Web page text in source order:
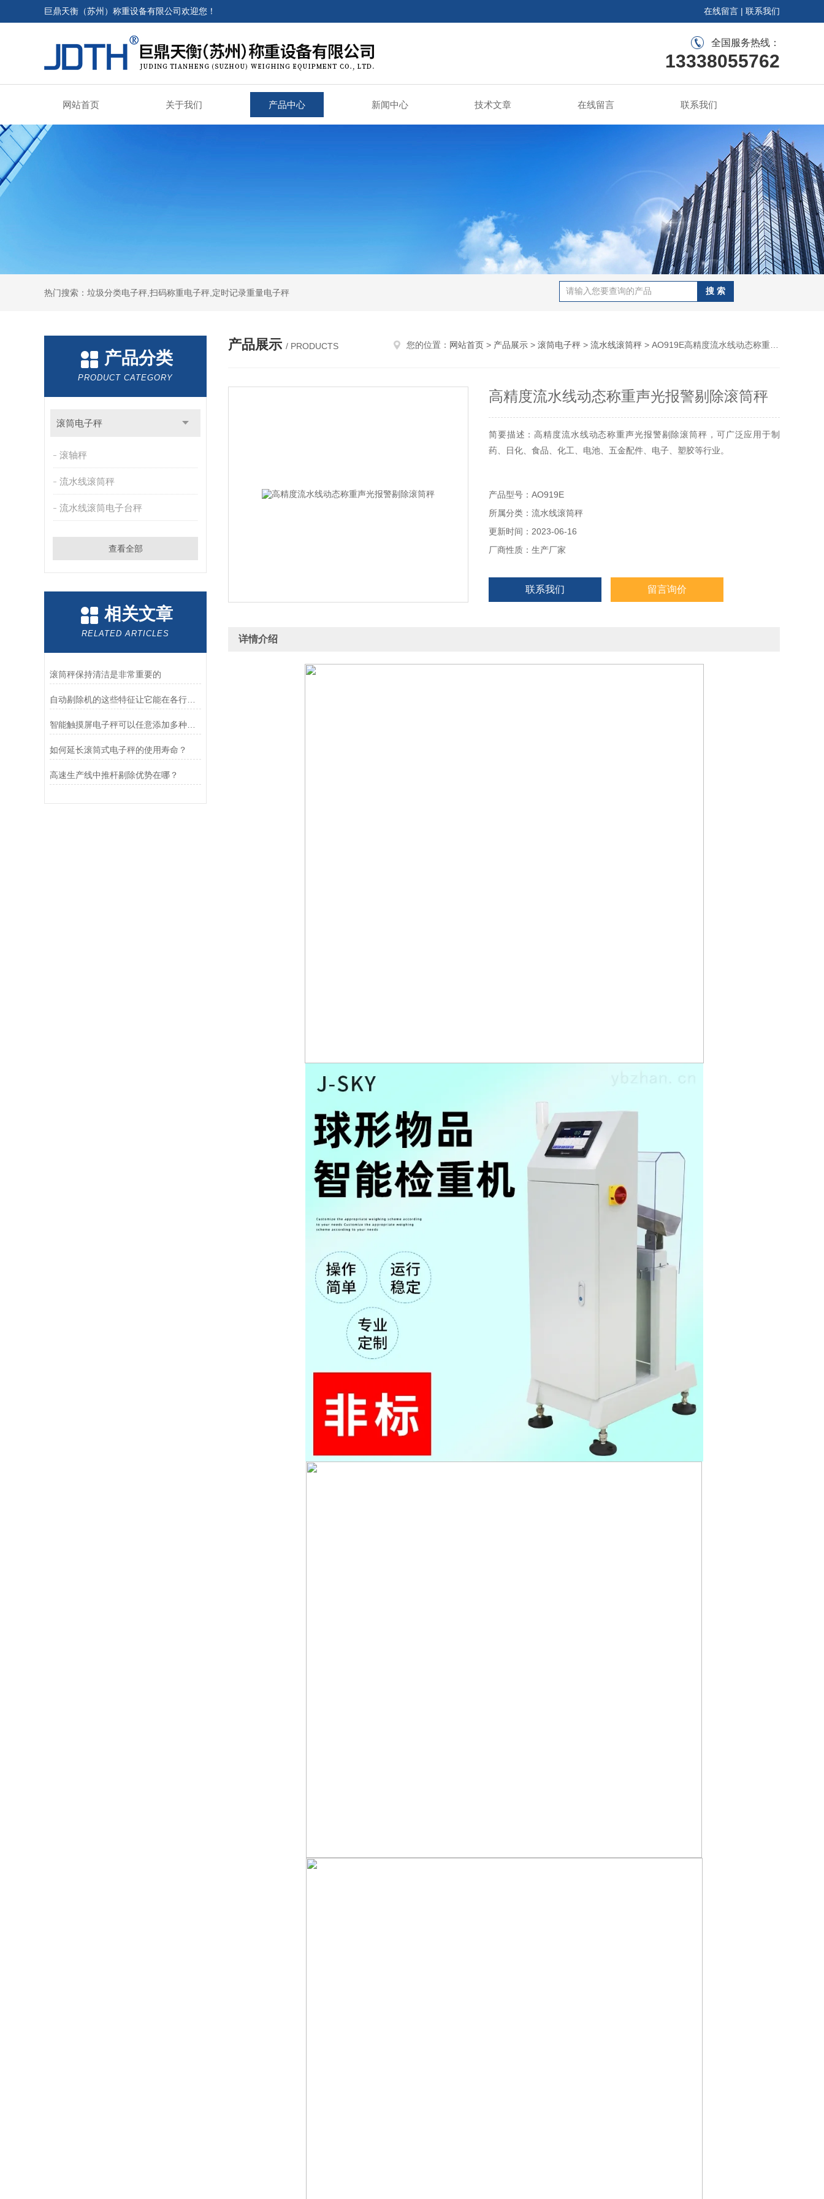
巨鼎天衡（苏州）称重设备有限公司欢迎您！ 在线留言 | 联系我们
全国服务热线：
13338055762
网站首页 关于我们 产品中心 新闻中心 技术文章 在线留言 联系我们
热门搜索：垃圾分类电子秤,扫码称重电子秤,定时记录重量电子秤
产品分类
PRODUCT CATEGORY
滚筒电子秤
滚轴秤
流水线滚筒秤
流水线滚筒电子台秤
查看全部
相关文章
RELATED ARTICLES
滚筒秤保持清洁是非常重要的
自动剔除机的这些特征让它能在各行各业满足检重要求
如何延长滚筒式电子秤的使用寿命？
高速生产线中推杆剔除优势在哪？
产品展示 / PRODUCTS 您的位置： 网站首页 > 产品展示 > 滚筒电子秤 > 流水线滚筒秤 > AO919E高精度流水线动态称重声光报警剔除滚筒秤
高精度流水线动态称重声光报警剔除滚筒秤
简要描述：高精度流水线动态称重声光报警剔除滚筒秤，可广泛应用于制
药、日化、食品、化工、电池、五金配件、电子、塑胶等行业。
产品型号：AO919E
所属分类：流水线滚筒秤
更新时间：2023-06-16
厂商性质：生产厂家
联系我们 留言询价
详情介绍